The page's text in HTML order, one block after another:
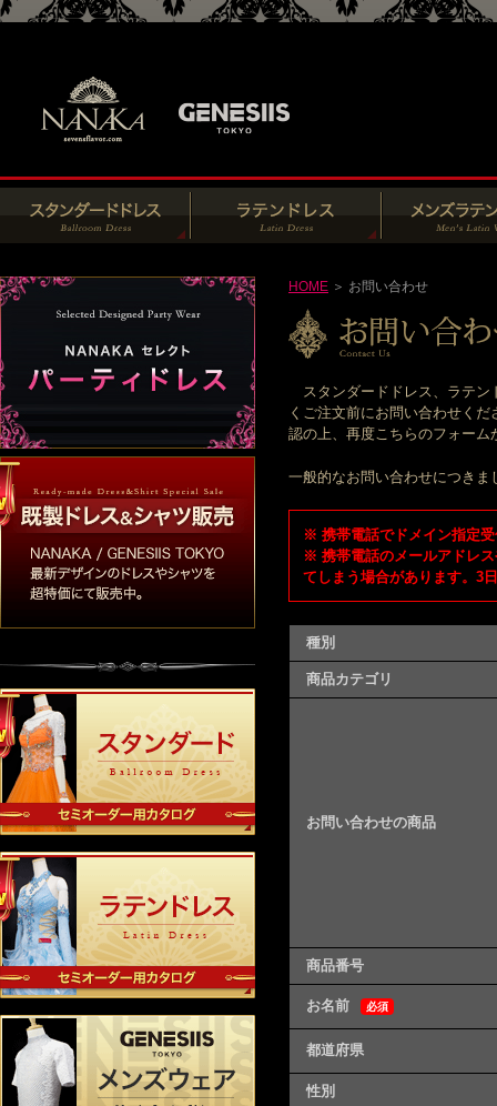
HOME ＞ お問い合わせ
スタンダードドレス、ラテン
くご注文前にお問い合わせく
認の上、再度こちらのフォー
一般的なお問い合わせにつき
※ 携帯電話でドメイン指定
※ 携帯電話のメールアドレ
てしまう場合があります。3
種別
商品カテゴリ
お問い合わせの商品
商品番号
お名前 必須
都道府県
性別